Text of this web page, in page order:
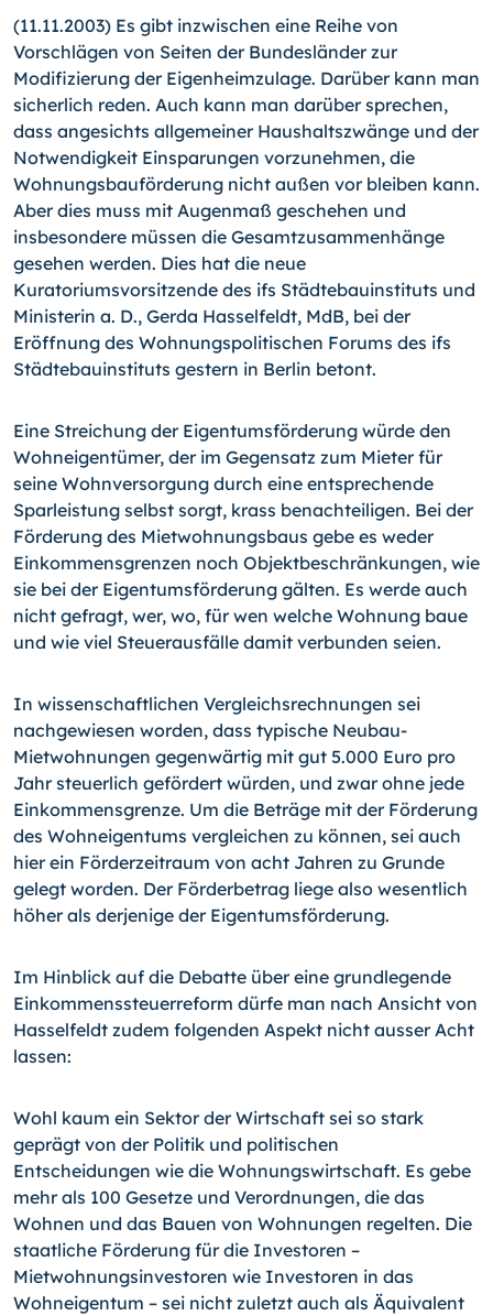
(11.11.2003) Es gibt inzwischen eine Reihe von
Vorschlägen von Seiten der Bundesländer zur
Modifizierung der Eigenheimzulage. Darüber kann man
sicherlich reden. Auch kann man darüber sprechen,
dass angesichts allgemeiner Haushaltszwänge und der
Notwendigkeit Einsparungen vorzunehmen, die
Wohnungsbauförderung nicht außen vor bleiben kann.
Aber dies muss mit Augenmaß geschehen und
insbesondere müssen die Gesamtzusammenhänge
gesehen werden. Dies hat die neue
Kuratoriumsvorsitzende des ifs Städtebauinstituts und
Ministerin a. D., Gerda Hasselfeldt, MdB, bei der
Eröffnung des Wohnungspolitischen Forums des ifs
Städtebauinstituts gestern in Berlin betont.
Eine Streichung der Eigentumsförderung würde den
Wohneigentümer, der im Gegensatz zum Mieter für
seine Wohnversorgung durch eine entsprechende
Sparleistung selbst sorgt, krass benachteiligen. Bei der
Förderung des Mietwohnungsbaus gebe es weder
Einkommensgrenzen noch Objektbeschränkungen, wie
sie bei der Eigentumsförderung gälten. Es werde auch
nicht gefragt, wer, wo, für wen welche Wohnung baue
und wie viel Steuerausfälle damit verbunden seien.
In wissenschaftlichen Vergleichsrechnungen sei
nachgewiesen worden, dass typische Neubau-
Mietwohnungen gegenwärtig mit gut 5.000 Euro pro
Jahr steuerlich gefördert würden, und zwar ohne jede
Einkommensgrenze. Um die Beträge mit der Förderung
des Wohneigentums vergleichen zu können, sei auch
hier ein Förderzeitraum von acht Jahren zu Grunde
gelegt worden. Der Förderbetrag liege also wesentlich
höher als derjenige der Eigentumsförderung.
Im Hinblick auf die Debatte über eine grundlegende
Einkommenssteuerreform dürfe man nach Ansicht von
Hasselfeldt zudem folgenden Aspekt nicht ausser Acht
lassen:
Wohl kaum ein Sektor der Wirtschaft sei so stark
geprägt von der Politik und politischen
Entscheidungen wie die Wohnungswirtschaft. Es gebe
mehr als 100 Gesetze und Verordnungen, die das
Wohnen und das Bauen von Wohnungen regelten. Die
staatliche Förderung für die Investoren –
Mietwohnungsinvestoren wie Investoren in das
Wohneigentum – sei nicht zuletzt auch als Äquivalent